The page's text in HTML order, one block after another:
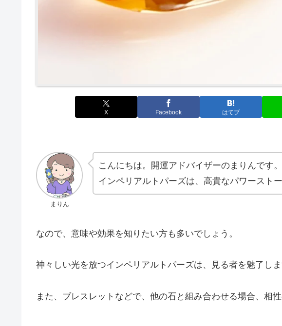
X Facebook はてブ
まりん
こんにちは。開運アドバイザーのまりんです。
インペリアルトパーズは、高貴なパワースト
なので、意味や効果を知りたい方も多いでしょう。
神々しい光を放つインペリアルトパーズは、見る者を魅了しま
また、ブレスレットなどで、他の石と組み合わせる場合、相